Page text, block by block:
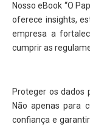
Nosso eBook “O
oferece insights,
empresa a
cumprir as
Proteger os dados
Não apenas para
confiança e